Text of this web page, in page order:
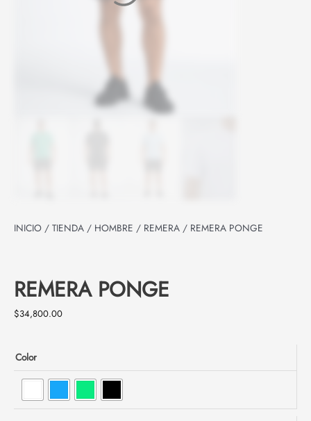
INICIO / TIENDA / HOMBRE / REMERA / REMERA PONGE
REMERA PONGE
$34,800.00
Color